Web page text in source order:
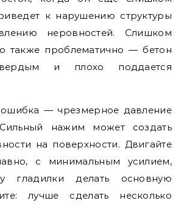
к нарушению структуры
неровностей. Слишком
также проблематично — бетон
и плохо поддается
ошибка — чрезмерное давление
нажим может создать
на поверхности. Двигайте
с минимальным усилием,
гладилки делать основную
лучше сделать несколько